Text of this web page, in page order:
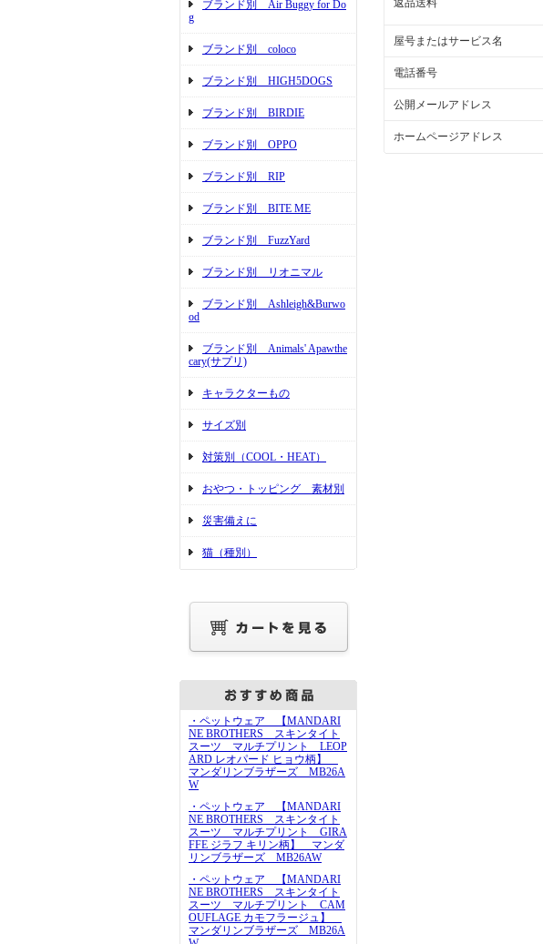
ブランド別 Air Buggy for Do
g
ブランド別 coloco
ブランド別 HIGH5DOGS
ブランド別 BIRDIE
ブランド別 OPPO
ブランド別 RIP
ブランド別 BITE ME
ブランド別 FuzzYard
ブランド別 リオニマル
ブランド別 Ashleigh&Burwo
od
ブランド別 Animals' Apawthe
cary(サプリ)
キャラクターもの
サイズ別
対策別（COOL・HEAT）
おやつ・トッピング 素材別
災害備えに
猫（種別）
・ペットウェア 【MANDARI
NE BROTHERS スキンタイト
スーツ マルチプリント LEOP
ARD レオパード ヒョウ柄】
マンダリンブラザーズ MB26A
W
・ペットウェア 【MANDARI
NE BROTHERS スキンタイト
スーツ マルチプリント GIRA
FFE ジラフ キリン柄】 マンダ
リンブラザーズ MB26AW
・ペットウェア 【MANDARI
NE BROTHERS スキンタイト
スーツ マルチプリント CAM
OUFLAGE カモフラージュ】
マンダリンブラザーズ MB26A
返品送料
屋号またはサービス名
電話番号
公開メールアドレス
ホームページアドレス